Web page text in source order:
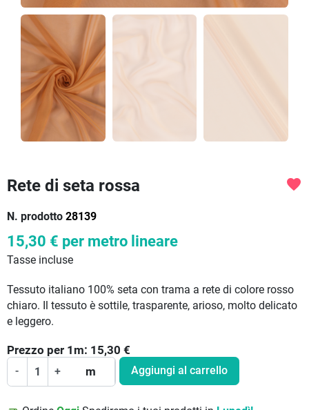
Rete di seta rossa
N. prodotto 28139
favorite
15,30 € per metro lineare
Tasse incluse
Tessuto italiano 100% seta con trama a rete di colore rosso
chiaro. Il tessuto è sottile, trasparente, arioso, molto delicato
e leggero.
Prezzo per 1 m: 15,30 €
- + m Aggiungi al carrello